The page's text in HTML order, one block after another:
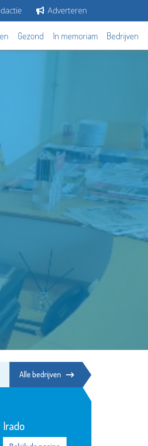
Adverteren
Gezond In memoriam Bedrijven
Alle bedrijven
Irado